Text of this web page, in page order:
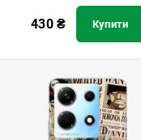
430₴ Купити